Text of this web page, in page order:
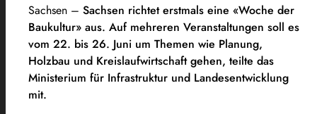
Sachsen – Sachsen richtet erstmals eine «Woche der
Baukultur» aus. Auf mehreren Veranstaltungen soll es
vom 22. bis 26. Juni um Themen wie Planung,
Holzbau und Kreislaufwirtschaft gehen, teilte das
Ministerium für Infrastruktur und Landesentwicklung
mit.